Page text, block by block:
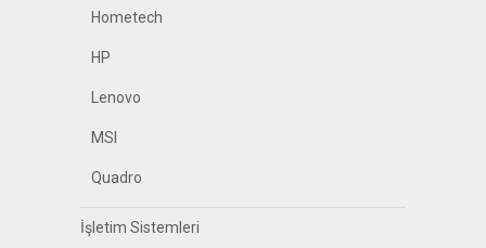
Hometech
HP
Lenovo
MSI
Quadro
İşletim Sistemleri